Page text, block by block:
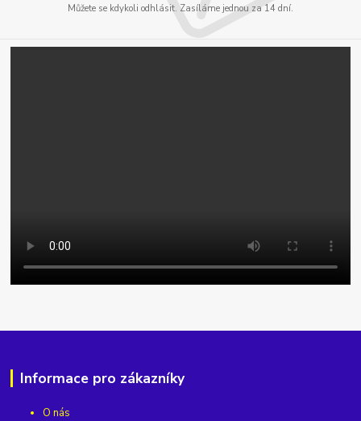
Můžete se kdykoli odhlásit. Zasíláme jednou za 14 dní.
Informace pro zákazníky
O nás